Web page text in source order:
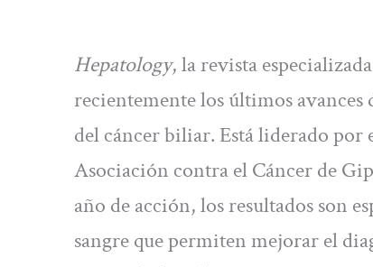
Hepatology, la revista
recientemente los últimos
del cáncer biliar. Está liderado por
Asociación contra el Cáncer de
año de acción, los resultados son
sangre que permiten mejorar el